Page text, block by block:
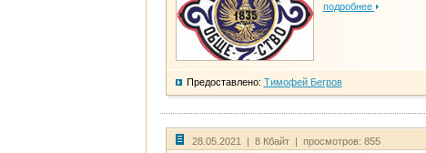
подробнее
Предоставлено: Тимофей Бегров
28.05.2021 | 8 Кбайт | просмотров: 855